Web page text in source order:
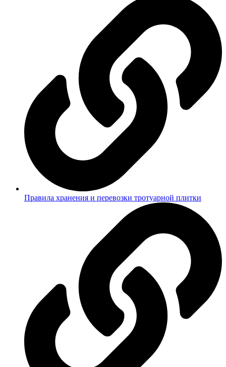
Правила хранения и перевозки тротуарной плитки